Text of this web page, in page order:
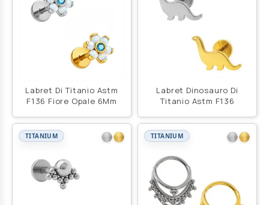
Labret Di Titanio Astm
F136 Fiore Opale 6Mm
Labret Dinosauro Di
Titanio Astm F136
TITANIUM TITANIUM